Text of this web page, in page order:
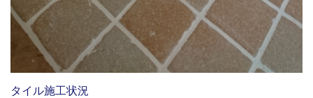
タイル施工状況